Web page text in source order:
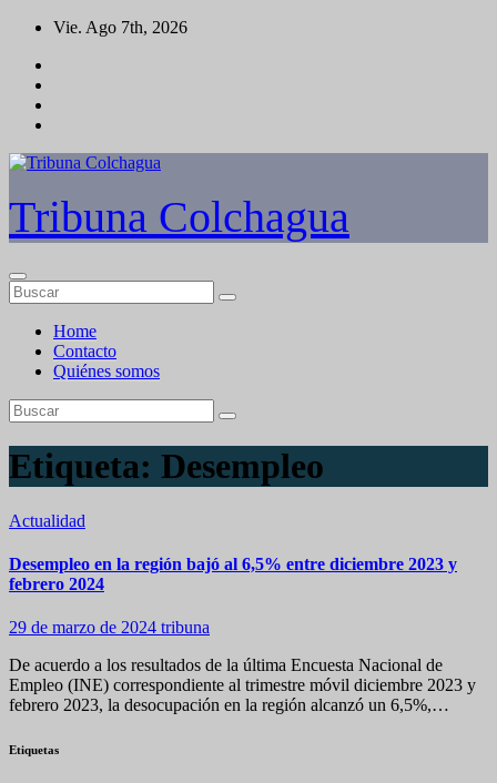
Saltar
contenido
Vie. Ago 7th, 2026
Tribuna Colchagua
Home
Contacto
Quiénes somos
Etiqueta: Desempleo
Actualidad
Desempleo en la región bajó al 6,5% entre diciembre 2023 y
febrero 2024
29 de marzo de 2024 tribuna
De acuerdo a los resultados de la última Encuesta Nacional de
Empleo (INE) correspondiente al trimestre móvil diciembre 2023 y
febrero 2023, la desocupación en la región alcanzó un 6,5%,…
Etiquetas